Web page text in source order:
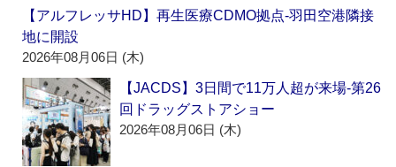
【アルフレッサHD】再生医療CDMO拠点‐羽田空港隣接
地に開設
2026年08月06日 (木)
【JACDS】3日間で11万人超が来場‐第26
回ドラッグストアショー
2026年08月06日 (木)